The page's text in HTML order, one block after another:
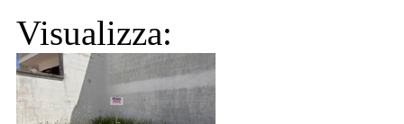
Visualizza: